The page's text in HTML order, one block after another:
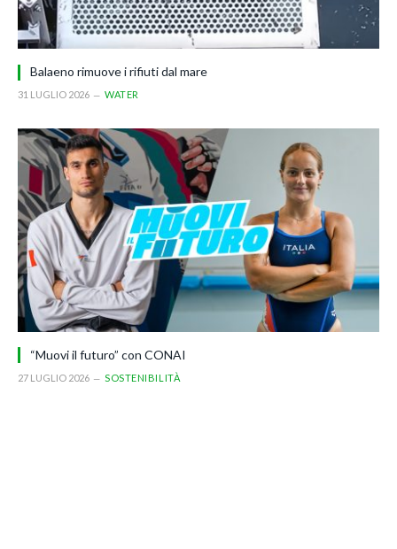
Balaeno rimuove i rifiuti dal mare
31 LUGLIO 2026 WATER
“Muovi il futuro” con CONAI
27 LUGLIO 2026 SOSTENIBILITÀ